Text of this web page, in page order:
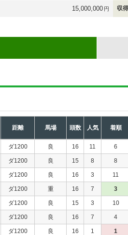
15,000,000 円 収
距離 馬場 頭数 人気 着順
ダ1200 良 16 11 6
ダ1200 良 15 8 8
ダ1200 良 16 3 11
ダ1200 重 16 7 3
ダ1200 良 15 3 10
ダ1200 良 16 7 4
ダ1200 良 16 1 1